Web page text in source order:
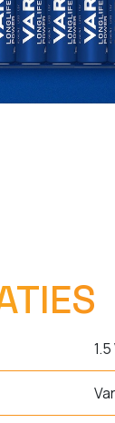
1.5